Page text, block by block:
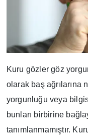
Kuru gözler göz
olarak baş
yorgunluğu veya
bunları birbirine
tanımlanmamıştır.